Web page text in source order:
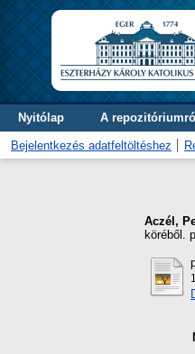
Nyitólap A repozitóriumról
Bejelentkezés adatfeltöltéshez
Aczél,
köréből.